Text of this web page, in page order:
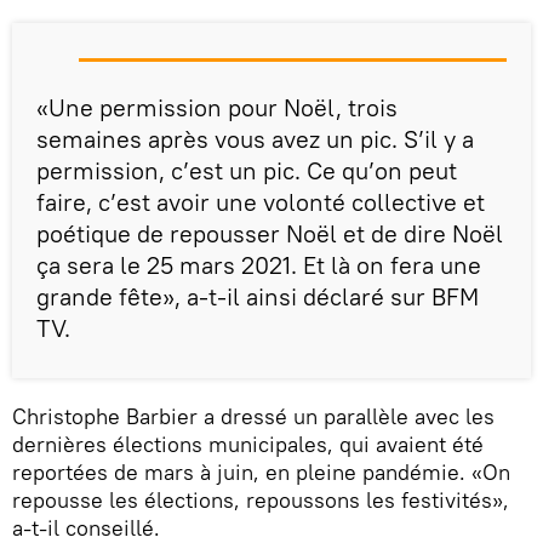
«Une permission pour Noël, trois
semaines après vous avez un pic. S’il y a
permission, c’est un pic. Ce qu’on peut
faire, c’est avoir une volonté collective et
poétique de repousser Noël et de dire Noël
ça sera le 25 mars 2021. Et là on fera une
grande fête», a-t-il ainsi déclaré sur BFM
TV.
Christophe Barbier a dressé un parallèle avec les
dernières élections municipales, qui avaient été
reportées de mars à juin, en pleine pandémie. «On
repousse les élections, repoussons les festivités»,
a-t-il conseillé.